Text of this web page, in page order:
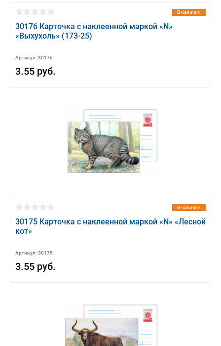
В наличии
30176 Карточка с наклеенной маркой «N»
«Выхухоль» (173-25)
Артикул: 30176
3.55 руб.
В наличии
30175 Карточка с наклеенной маркой «N» «Лесной
кот»
Артикул: 30175
3.55 руб.